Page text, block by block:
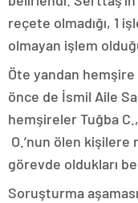
reçete olmadığı, 1
olmayan işlem
Öte yandan
önce de İsmil Aile
hemşireler Tuğba
O.’nun ölen kişilere
görevde oldukları
Soruşturma